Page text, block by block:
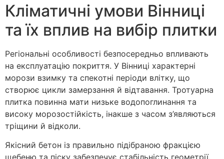
Кліматичні умови Вінниці
та їх вплив на вибір плитки
Регіональні особливості безпосередньо впливають
на експлуатацію покриття. У Вінниці характерні
морози взимку та спекотні періоди влітку, що
створює цикли замерзання й відтавання. Тротуарна
плитка повинна мати низьке водопоглинання та
високу морозостійкість, інакше з часом з’являються
тріщини й відколи.
Якісний бетон із правильно підібраною фракцією